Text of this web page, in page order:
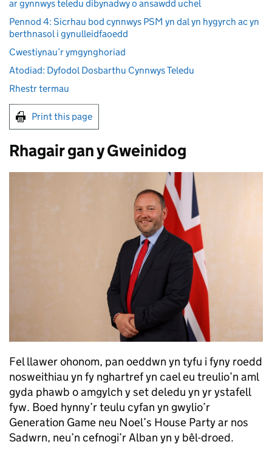
ar gynnwys teledu dibynadwy o ansawdd uchel
Pennod 4: Sicrhau bod cynnwys PSM yn dal yn hygyrch ac yn
berthnasol i gynulleidfaoedd
Cwestiynau’r ymgynghoriad
Atodiad: Dyfodol Dosbarthu Cynnwys Teledu
Rhestr termau
Print this page
Rhagair gan y Gweinidog
Fel llawer ohonom, pan oeddwn yn tyfu i fyny roedd
nosweithiau yn fy nghartref yn cael eu treulio’n aml
gyda phawb o amgylch y set deledu yn yr ystafell
fyw. Boed hynny’r teulu cyfan yn gwylio’r
Generation Game neu Noel’s House Party ar nos
Sadwrn, neu’n cefnogi’r Alban yn y bêl-droed.